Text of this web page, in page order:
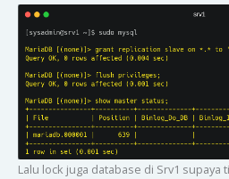
Lalu lock juga database di Srv1